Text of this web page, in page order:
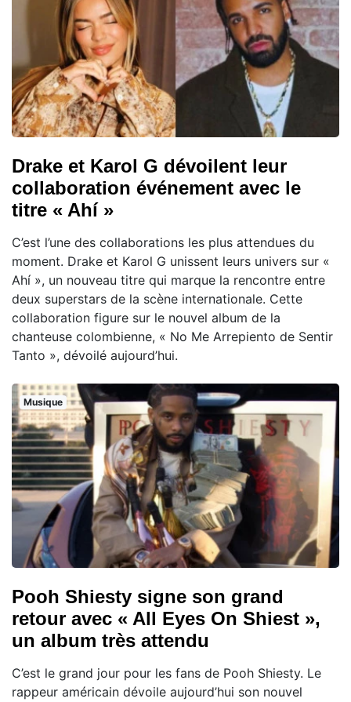
Drake et Karol G dévoilent leur
collaboration événement avec le
titre « Ahí »
C’est l’une des collaborations les plus attendues du
moment. Drake et Karol G unissent leurs univers sur «
Ahí », un nouveau titre qui marque la rencontre entre
deux superstars de la scène internationale. Cette
collaboration figure sur le nouvel album de la
chanteuse colombienne, « No Me Arrepiento de Sentir
Tanto », dévoilé aujourd’hui.
Musique
Pooh Shiesty signe son grand
retour avec « All Eyes On Shiest »,
un album très attendu
C’est le grand jour pour les fans de Pooh Shiesty. Le
rappeur américain dévoile aujourd’hui son nouvel